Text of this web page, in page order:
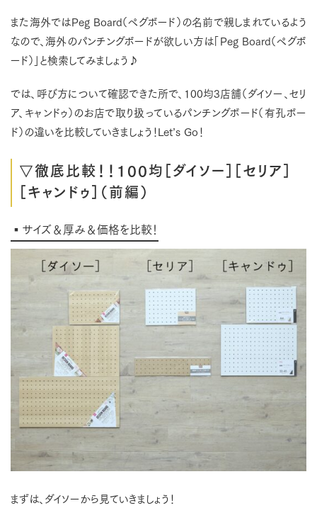
また海外ではPeg Board（ペグボード）の名前で親しまれているよう
なので、海外のパンチングボードが欲しい方は「Peg Board（ペグボ
ード）」と検索してみましょう♪
では、呼び方について確認できた所で、100均3店舗（ダイソー、セリ
ア、キャンドゥ）のお店で取り扱っているパンチングボード（有孔ボー
ド）の違いを比較していきましょう！Let’s Go！
▽徹底比較！！100均［ダイソー］［セリア］
［キャンドゥ］（前編）
▪サイズ＆厚み＆価格を比較！
まずは、ダイソーから見ていきましょう！